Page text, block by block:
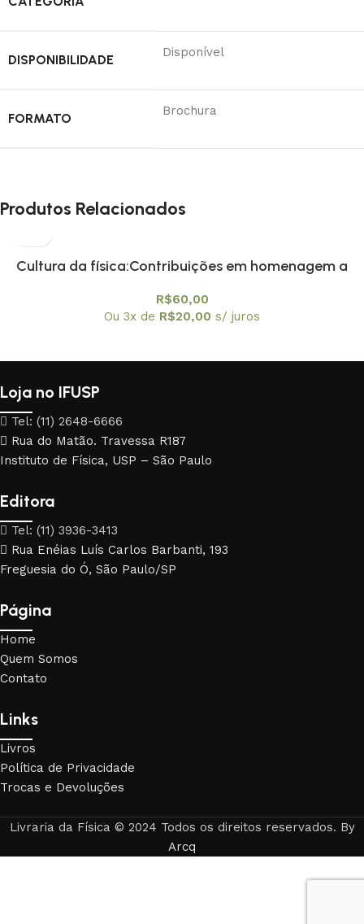
DISPONIBILIDADE Disponível
FORMATO Brochura
Produtos Relacionados
Cultura da física:Contribuições em homenagem a
R$60,00
Ou 3x de R$20,00 s/ juros
Loja no IFUSP
Tel: (11) 2648-6666
Rua do Matão. Travessa R187
Instituto de Física, USP – São Paulo
Editora
Tel: (11) 3936-3413
Rua Enéias Luís Carlos Barbanti, 193
Freguesia do Ó, São Paulo/SP
Página
Home
Quem Somos
Contato
Links
Livros
Política de Privacidade
Trocas e Devoluções
Livraria da Física © 2024 Todos os direitos reservados. By
Arcq